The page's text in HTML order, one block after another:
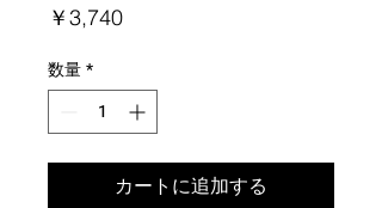
￥3,740価
数量*
カートに追加する